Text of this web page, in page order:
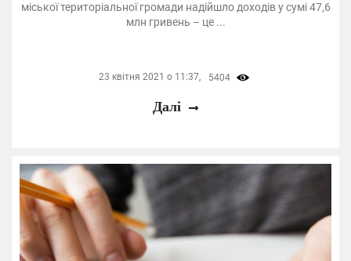
міської територіальної громади надійшло доходів у сумі 47,6
млн гривень – це ...
23 квітня 2021 о 11:37, 5404
Далі